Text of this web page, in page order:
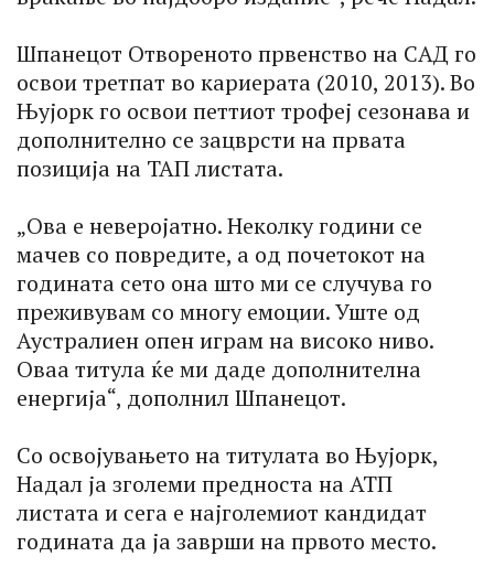
Шпанецот Отвореното првенство на САД го
освои третпат во кариерата (2010, 2013). Во
Њујорк го освои петтиот трофеј сезонава и
дополнително се зацврсти на првата
позиција на ТАП листата.
„Ова е неверојатно. Неколку години се
мачев со повредите, а од почетокот на
годината сето она што ми се случува го
преживувам со многу емоции. Уште од
Аустралиен опен играм на високо ниво.
Оваа титула ќе ми даде дополнителна
енергија“, дополнил Шпанецот.
Со освојувањето на титулата во Њујорк,
Надал ја зголеми предноста на АТП
листата и сега е најголемиот кандидат
годината да ја заврши на првото место.